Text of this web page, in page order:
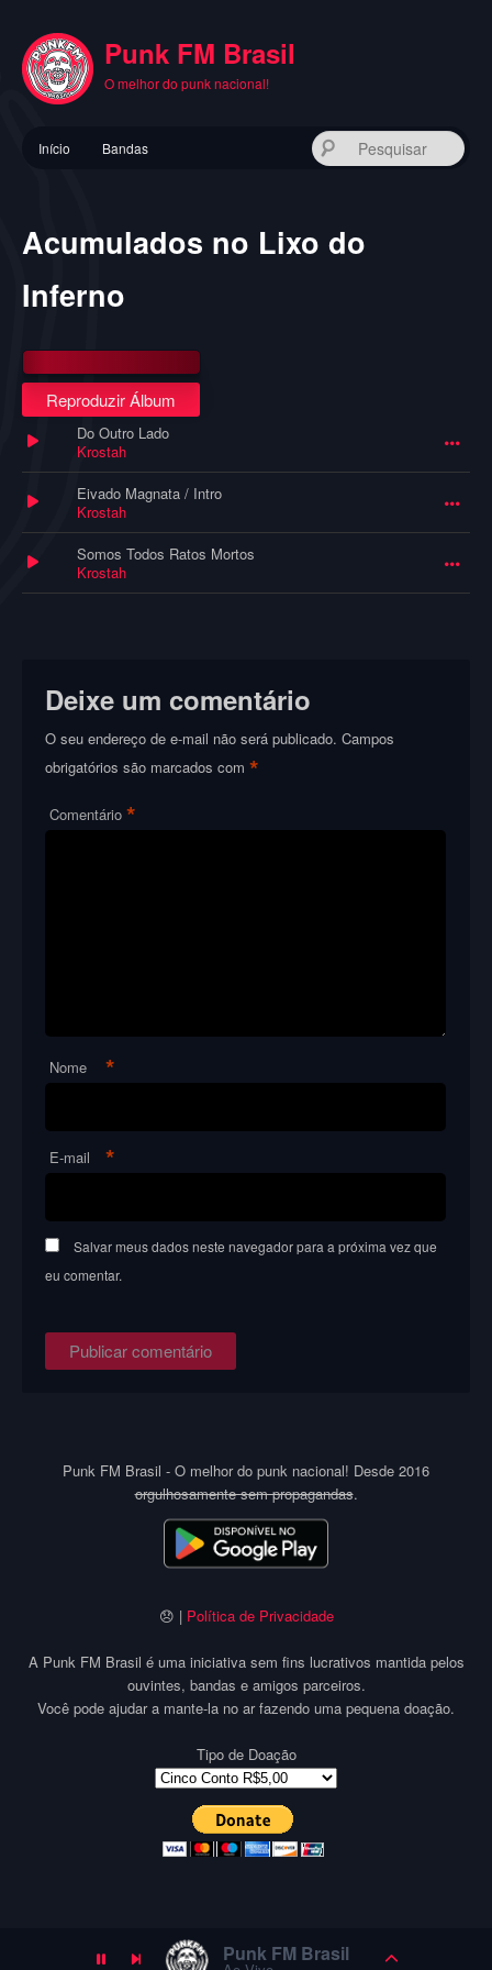
conteúdo
principal
Punk FM Brasil
O melhor do punk nacional!
principal
Início Bandas
Acumulados no Lixo do
Inferno
Reproduzir Álbum
Do Outro Lado
Krostah
Eivado Magnata / Intro
Krostah
Somos Todos Ratos Mortos
Krostah
Deixe um comentário
O seu endereço de e-mail não será publicado. Campos
obrigatórios são marcados com*
Comentário *
Nome *
E-mail *
Salvar meus dados neste navegador para a próxima vez que
eu comentar.
Punk FM Brasil - O melhor do punk nacional! Desde 2016
orgulhosamente sem propagandas.
😞 | Política de Privacidade
A Punk FM Brasil é uma iniciativa sem fins lucrativos mantida pelos
ouvintes, bandas e amigos parceiros.
Você pode ajudar a mante-la no ar fazendo uma pequena doação.
Tipo de Doação
Punk FM Brasil